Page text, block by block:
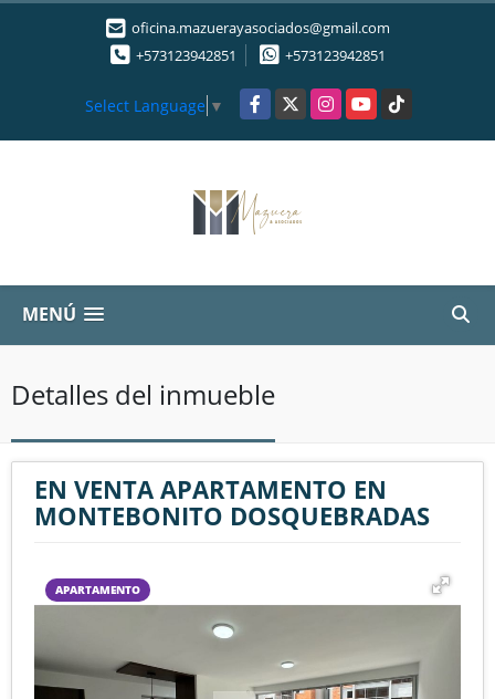
oficina.mazuerayasociados@gmail.com
+573123942851
+573123942851
Select Language ▼ Facebook
X InstagramYouTubeTikTok
MENÚ
Detalles del inmueble
EN VENTA APARTAMENTO EN
MONTEBONITO DOSQUEBRADAS
APARTAMENTO